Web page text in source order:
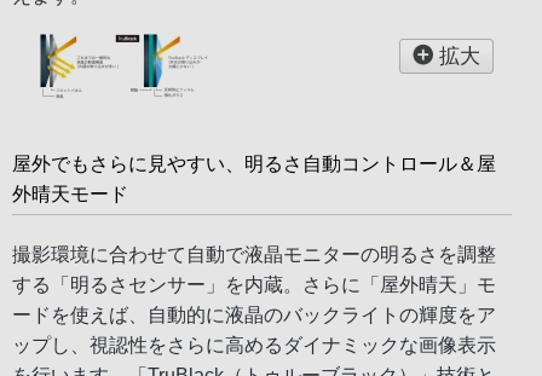
拡大
屋外でもさらに見やすい、明るさ自動コントロール＆屋
外晴天モード
撮影環境に合わせて自動で液晶モニターの明るさを調整
する「明るさセンサー」を内蔵。さらに「屋外晴天」モ
ードを使えば、自動的に液晶のバックライトの輝度をア
ップし、視認性をさらに高めるダイナミックな画像表示